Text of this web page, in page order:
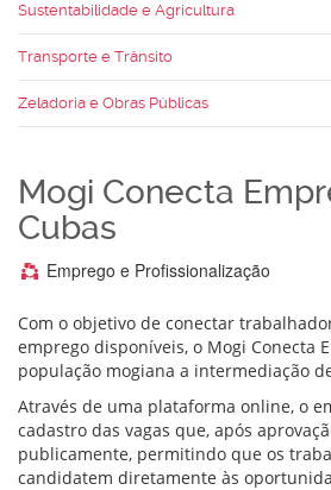
Sustentabilidade e Agricultura
Transporte e Trânsito
Zeladoria e Obras Públicas
Mogi Conecta
Cubas
Emprego e Profissionalização
Com o objetivo de conectar
emprego disponíveis, o Mogi Conecta
população mogiana a intermediação
Através de uma plataforma online, o
cadastro das vagas que, após
publicamente, permitindo que os
candidatem diretamente às